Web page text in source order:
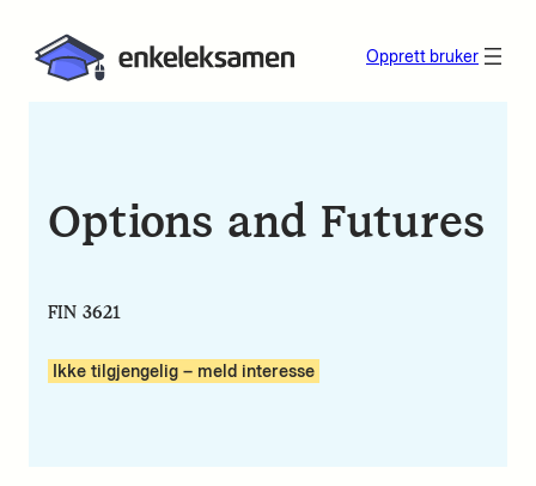
Opprett bruker
Options and Futures
FIN 3621
Ikke tilgjengelig – meld interesse